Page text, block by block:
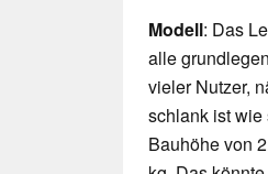
Modell: Das
alle
vieler Nutzer,
schlank ist
Bauhöhe von